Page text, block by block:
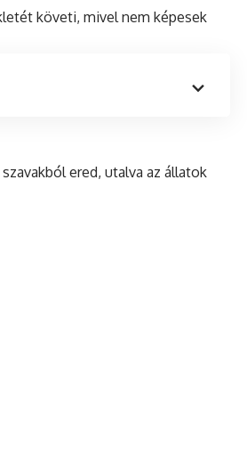
követi, mivel nem képesek
szavakból ered, utalva az állatok